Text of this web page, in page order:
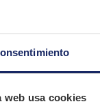
web usa cookies
goma para